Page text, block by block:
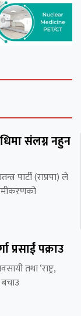
संलग्न नहुन
पार्टी (राप्रपा) ले
पक्राउ
तथा ‘राष्ट्र,
बचाउ